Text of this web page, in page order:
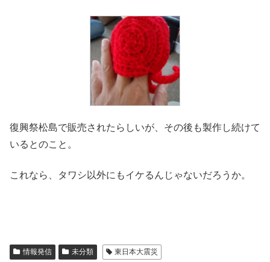
復興祭松島で販売されたらしいが、その後も製作し続けて
いるとのこと。
これなら、タワシ以外にもイケるんじゃないだろうか。
情報発信 未分類 東日本大震災